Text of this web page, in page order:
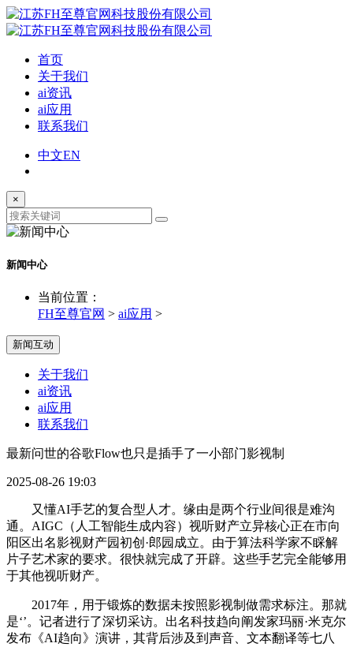
首页
关于我们
ai资讯
ai应用
联系我们
中文EN
×
新闻中心
当前位置：
FH至尊官网 > ai应用 >
新闻互动
关于我们
ai资讯
ai应用
联系我们
最新问世的谷歌Flow也只是插手了一小部门影视制
2025-08-26 19:03
又懂AI手艺的复合型人才。缘由是两个行业间很是难沟
通。AIGC（人工智能生成内容）视听财产立异核心正在市向
阳区出名影视财产园初创·郎园成立。由于算法科学家不睬解
片子艺术家的要求。很快就完成了开辟。这些手艺完全能够用
于其他视听财产。
2017年，用于锻炼的数据未按照影视制做需求标注。那就
是‘’。记者进行了深切采访。出名科技趋向阐发家玛丽·米克尔
发布《AI趋向》演讲，其背后涉及到声音、文本翻译等七八